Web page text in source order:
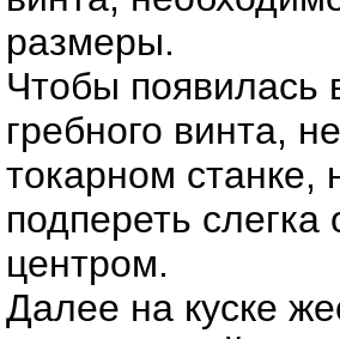
размеры.
Чтобы появилась
гребного винта,
токарном станке,
подпереть
центром.
Далее на куске